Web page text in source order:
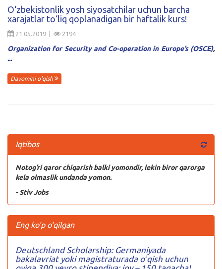
Kirish
O‘zbekistonlik yosh siyosatchilar uchun barcha
xarajatlar to‘liq qoplanadigan bir haftalik kurs!
21.05.2019 | 2194
Organization for Security and Co-operation in Europe’s (OSCE),
...
Davomini o'qish
Iqtibos
Notog’ri qaror chiqarish balki yomondir, lekin biror qarorga
kela olmaslik undanda yomon.
- Stiv Jobs
Eng ko'p o'qilgan
Deutschland Scholarship: Germaniyada
bakalavriat yoki magistraturada oʻqish uchun